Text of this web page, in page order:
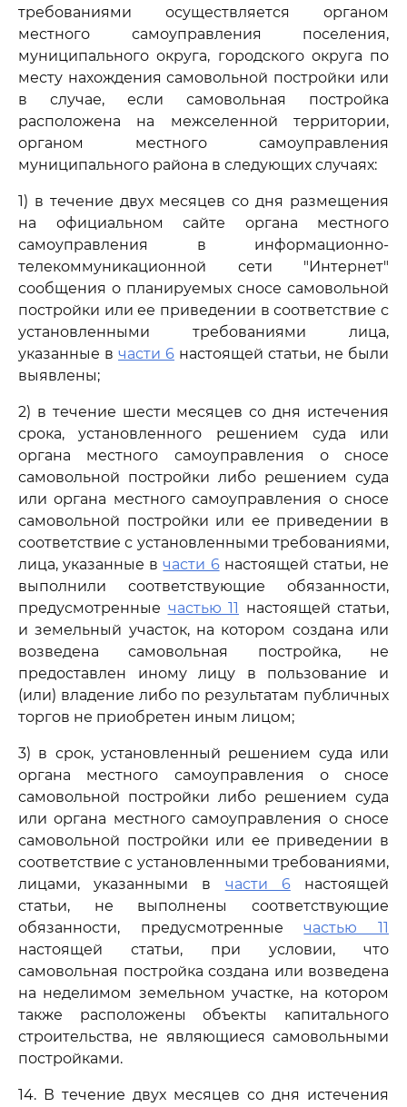
требованиями осуществляется органом
местного самоуправления поселения,
муниципального округа, городского округа по
месту нахождения самовольной постройки или
в случае, если самовольная постройка
расположена на межселенной территории,
органом местного самоуправления
муниципального района в следующих случаях:
1) в течение двух месяцев со дня размещения
на официальном сайте органа местного
самоуправления в информационно-
телекоммуникационной сети "Интернет"
сообщения о планируемых сносе самовольной
постройки или ее приведении в соответствие с
установленными требованиями лица,
указанные в части 6 настоящей статьи, не были
выявлены;
2) в течение шести месяцев со дня истечения
срока, установленного решением суда или
органа местного самоуправления о сносе
самовольной постройки либо решением суда
или органа местного самоуправления о сносе
самовольной постройки или ее приведении в
соответствие с установленными требованиями,
лица, указанные вчасти 6настоящей статьи, не
выполнили соответствующие обязанности,
предусмотренные частью 11 настоящей статьи,
и земельный участок, на котором создана или
возведена самовольная постройка, не
предоставлен иному лицу в пользование и
(или) владение либо по результатам публичных
торгов не приобретен иным лицом;
3) в срок, установленный решением суда или
органа местного самоуправления о сносе
самовольной постройки либо решением суда
или органа местного самоуправления о сносе
самовольной постройки или ее приведении в
соответствие с установленными требованиями,
лицами, указанными в части 6настоящей
статьи, не выполнены соответствующие
обязанности, предусмотренныечастью 11
настоящей статьи, при условии, что
самовольная постройка создана или возведена
на неделимом земельном участке, на котором
также расположены объекты капитального
строительства, не являющиеся самовольными
постройками.
14. В течение двух месяцев со дня истечения